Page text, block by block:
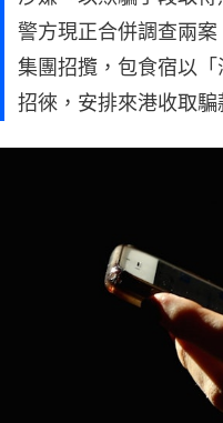
警方現正合併調查兩
集團招攬，包食宿以
招徠，安排來港收取騙